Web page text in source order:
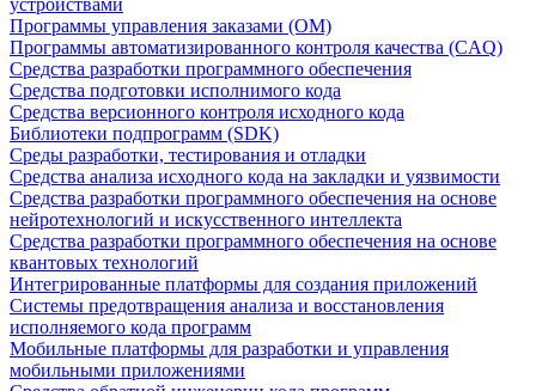
устройствами
Программы управления заказами (OM)
Программы автоматизированного контроля качества (CAQ)
Средства разработки программного обеспечения
Средства подготовки исполнимого кода
Средства версионного контроля исходного кода
Библиотеки подпрограмм (SDK)
Среды разработки, тестирования и отладки
Средства анализа исходного кода на закладки и уязвимости
Средства разработки программного обеспечения на основе
нейротехнологий и искусственного интеллекта
Средства разработки программного обеспечения на основе
квантовых технологий
Интегрированные платформы для создания приложений
Системы предотвращения анализа и восстановления
исполняемого кода программ
Мобильные платформы для разработки и управления
мобильными приложениями